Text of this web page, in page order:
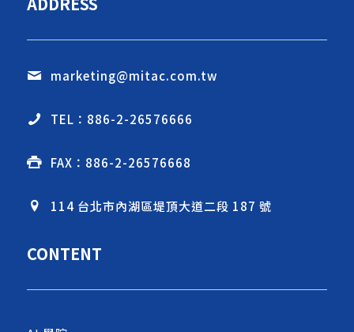
marketing@mitac.com.tw
TEL：886-2-26576666
FAX：886-2-26576668
114 台北市內湖區堤頂大道二段 187 號
CONTENT